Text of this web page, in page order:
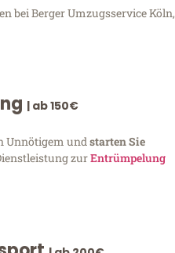
bei Berger Umzugsservice Köln,
| ab 150€
Unnötigem und starten Sie
zurEntrümpelung